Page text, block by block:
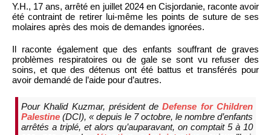
Y.H., 17 ans, arrêté en juillet 2024 en Cisjordanie, raconte avoir
été contraint de retirer lui-même les points de suture de ses
molaires après des mois de demandes ignorées.
Il raconte également que des enfants souffrant de graves
problèmes respiratoires ou de gale se sont vu refuser des
soins, et que des détenus ont été battus et transférés pour
avoir demandé de l’aide pour d’autres.
Pour Khalid Kuzmar, président deDefense for Children
Palestine (DCI), « depuis le 7 octobre, le nombre d’enfants
arrêtés a triplé, et alors qu’auparavant, on comptait 5 à 10